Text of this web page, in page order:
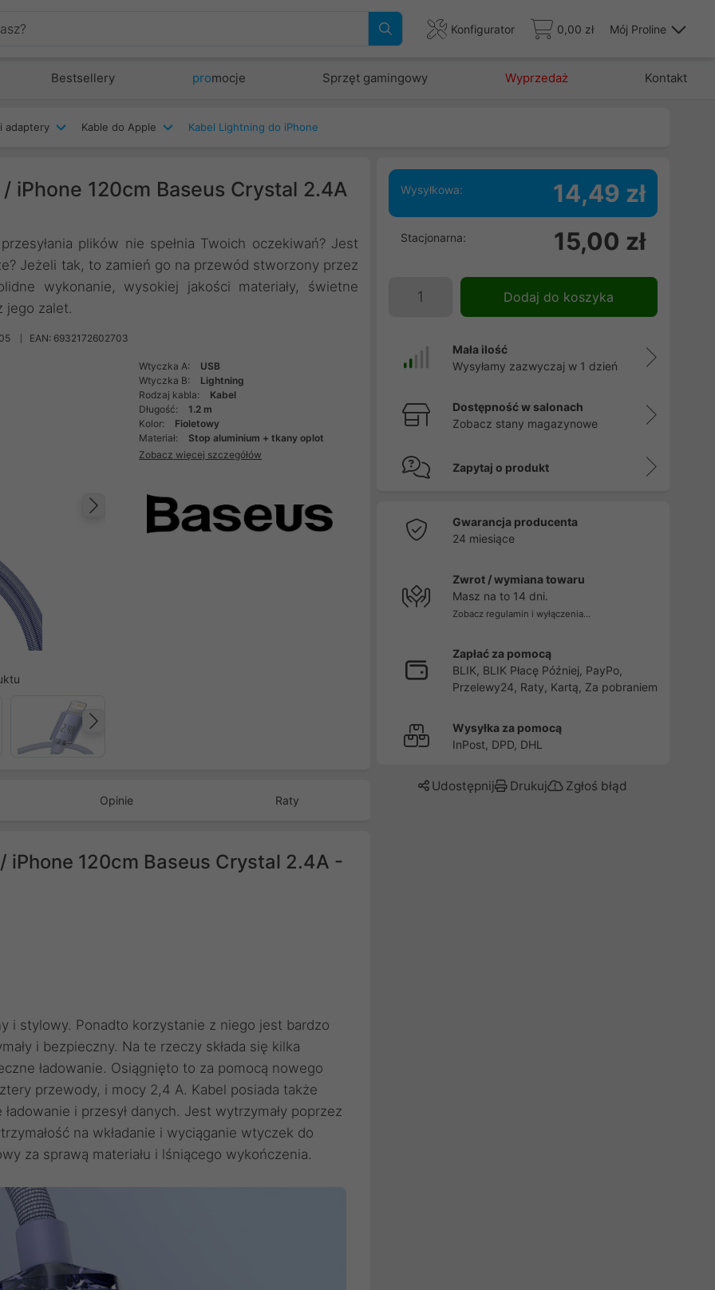
Konfigurator 0,00 zł Mój Proline
Bestsellery promocje Sprzęt gamingowy Wyprzedaż Kontakt
adaptery Kable do Apple Kabel Lightning do iPhone
iPhone 120cm Baseus Crystal 2.4A
plików nie spełnia Twoich oczekiwań? Jest
Jeżeli tak, to zamień go na przewód stworzony przez
wykonanie, wysokiej jakości materiały, świetne
jego zalet.
EAN: 6932172602703
Następny
Wtyczka A:
USB
Wtyczka B:
Lightning
Rodzaj kabla:
Kabel
Długość:
1.2 m
Kolor:
Fioletowy
Materiał:
Stop aluminium + tkany oplot
Zobacz więcej szczegółów
Opinie Raty
iPhone 120cm Baseus Crystal 2.4A -
i stylowy. Ponadto korzystanie z niego jest bardzo
i bezpieczny. Na te rzeczy składa się kilka
ładowanie. Osiągnięto to za pomocą nowego
przewody, i mocy 2,4 A. Kabel posiada także
i przesył danych. Jest wytrzymały poprzez
na wkładanie i wyciąganie wtyczek do
za sprawą materiału i lśniącego wykończenia.
Wysyłkowa: 14,49 zł
Stacjonarna: 15,00 zł
Dodaj do koszyka
Mała ilość
Wysyłamy zazwyczaj w 1 dzień
Dostępność w salonach
Zobacz stany magazynowe
Zapytaj o produkt
Gwarancja producenta
24 miesiące
Zwrot / wymiana towaru
Masz na to 14 dni.
Zobacz regulamin i wyłączenia...
Zapłać za pomocą
BLIK, BLIK Płacę Później, PayPo,
Przelewy24, Raty, Kartą, Za pobraniem
Wysyłka za pomocą
InPost, DPD, DHL
Udostępnij Drukuj Zgłoś błąd